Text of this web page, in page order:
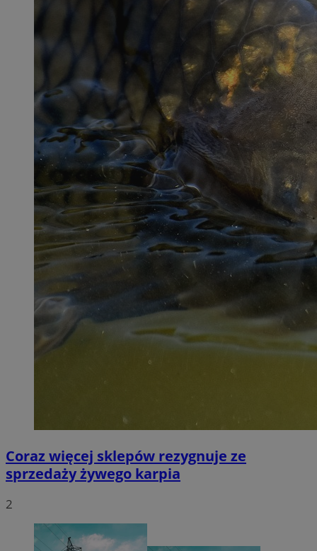
Coraz więcej sklepów rezygnuje ze
sprzedaży żywego karpia
2